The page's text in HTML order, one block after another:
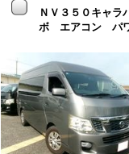
ＮＶ３５０キャ
ボ エアコン パ